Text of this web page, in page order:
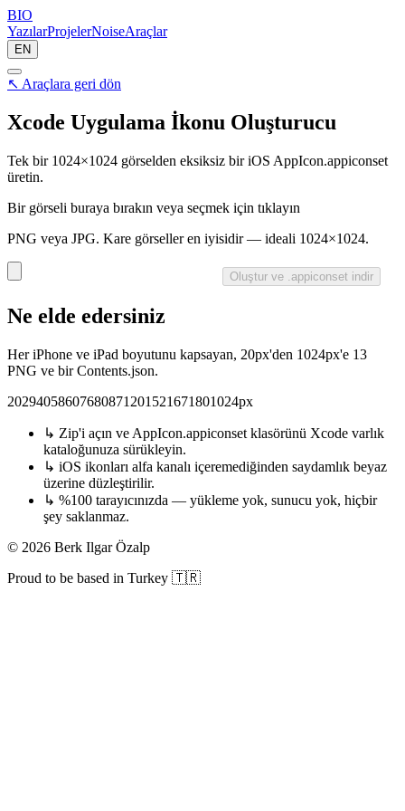
BIO
YazılarProjelerNoiseAraçlar
EN
↖ Araçlara geri dön
Xcode Uygulama İkonu Oluşturucu
Tek bir 1024×1024 görselden eksiksiz bir iOS AppIcon.appiconset
üretin.
Bir görseli buraya bırakın veya seçmek için tıklayın
PNG veya JPG. Kare görseller en iyisidir — ideali 1024×1024.
Oluştur ve .appiconset indir
Ne elde edersiniz
Her iPhone ve iPad boyutunu kapsayan, 20px'den 1024px'e 13
PNG ve bir Contents.json.
20294058607680871201521671801024px
↳ Zip'i açın ve AppIcon.appiconset klasörünü Xcode varlık
kataloğunuza sürükleyin.
↳ iOS ikonları alfa kanalı içeremediğinden saydamlık beyaz
üzerine düzleştirilir.
↳ %100 tarayıcınızda — yükleme yok, sunucu yok, hiçbir
şey saklanmaz.
© 2026 Berk Ilgar Özalp
Proud to be based in Turkey 🇹🇷